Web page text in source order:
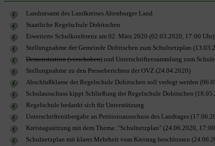
Landratsamt des Landkreises Altenburger Land
Staatliche Regelschule Dobitschen
Erweiterte Schulkonferenz am 02. März 2020 (02.03.2020, 17:00 Uhr)
Stellungnahme der Gemeinde Dobitschen zum Schulnetzplan
Demonstration (verschoben) und Unterschriftensammlung zum
Stellungnahme zu den Presseberichten der OVZ (24.04.2020)
Abschlußklasse der Regelschule Dobitschen soll verlegt werden
Schulausschuss kippt Schließung der Regelschule Dobitschen
Regelschule bedankt sich für Unterstützung
Unterschriftenübergabe an Petitionsausschuss des Landtages
Kreistagssitzung mit dem Thema: "Schulnetzplan" (24.06.2020,
Schulnetzplan mit klarer Mehrheit vom Kreistag beschlossen